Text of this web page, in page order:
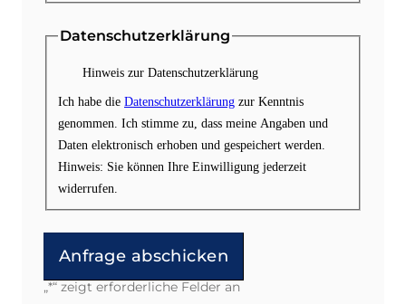
„*“ zeigt erforderliche Felder an
Datenschutzerklärung
Hinweis zur Datenschutzerklärung
Ich habe die Datenschutzerklärung zur Kenntnis
genommen. Ich stimme zu, dass meine Angaben und
Daten elektronisch erhoben und gespeichert werden.
Hinweis: Sie können Ihre Einwilligung jederzeit
widerrufen.
Alternative: